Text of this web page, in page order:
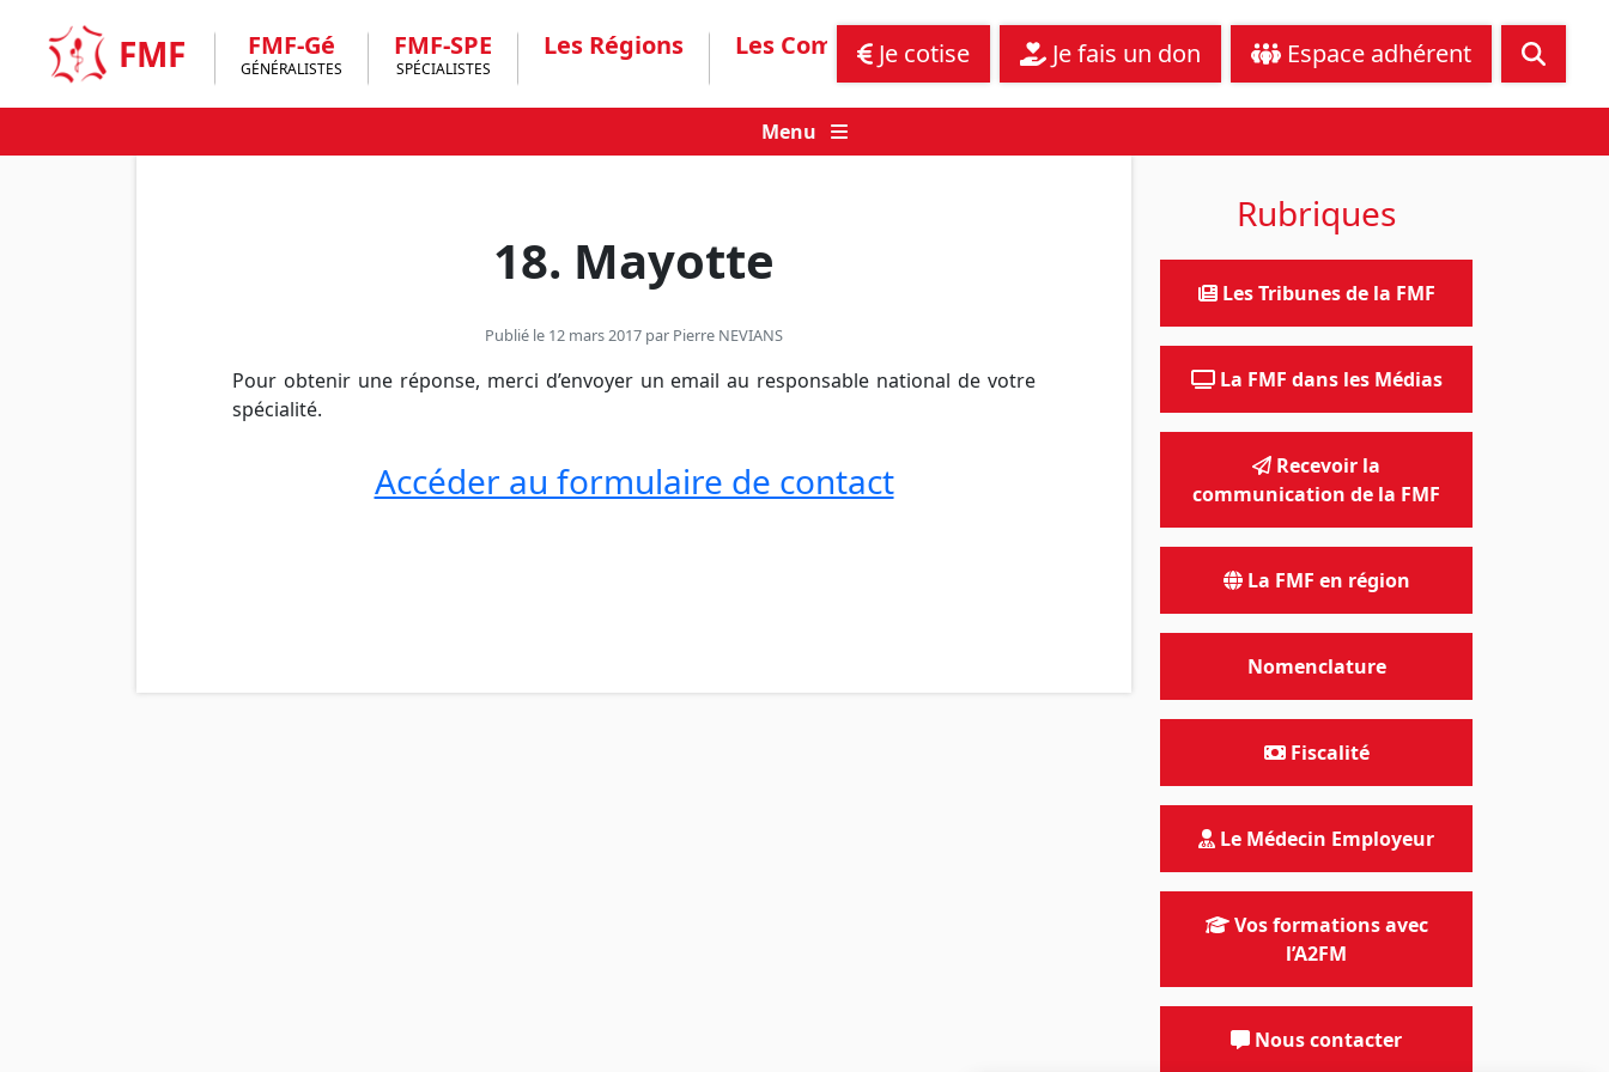
content
FMF FMF-Gé
GÉNÉRALISTES
FMF-SPE
SPÉCIALISTES
Les Régions Les Communiqués Assistance juridique Nous contacter
Je cotise Je fais un don Espace adhérent
Menu
18. Mayotte
Publié le 12 mars 2017 par Pierre NEVIANS
Pour obtenir une réponse, merci d’envoyer un email au responsable national de votre
spécialité.
Accéder au formulaire de contact
Rubriques
Les Tribunes de la FMF
La FMF dans les Médias
Recevoir la
communication de la FMF
La FMF en région
Nomenclature
Fiscalité
Le Médecin Employeur
Vos formations avec
l’A2FM
Nous contacter